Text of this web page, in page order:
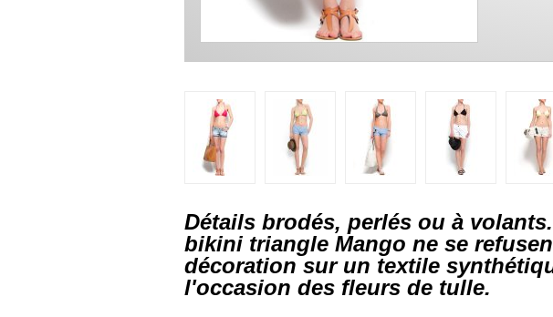
Détails brodés, perlés ou à
bikini triangle Mango ne se
décoration sur un textile
l'occasion des fleurs de tulle.